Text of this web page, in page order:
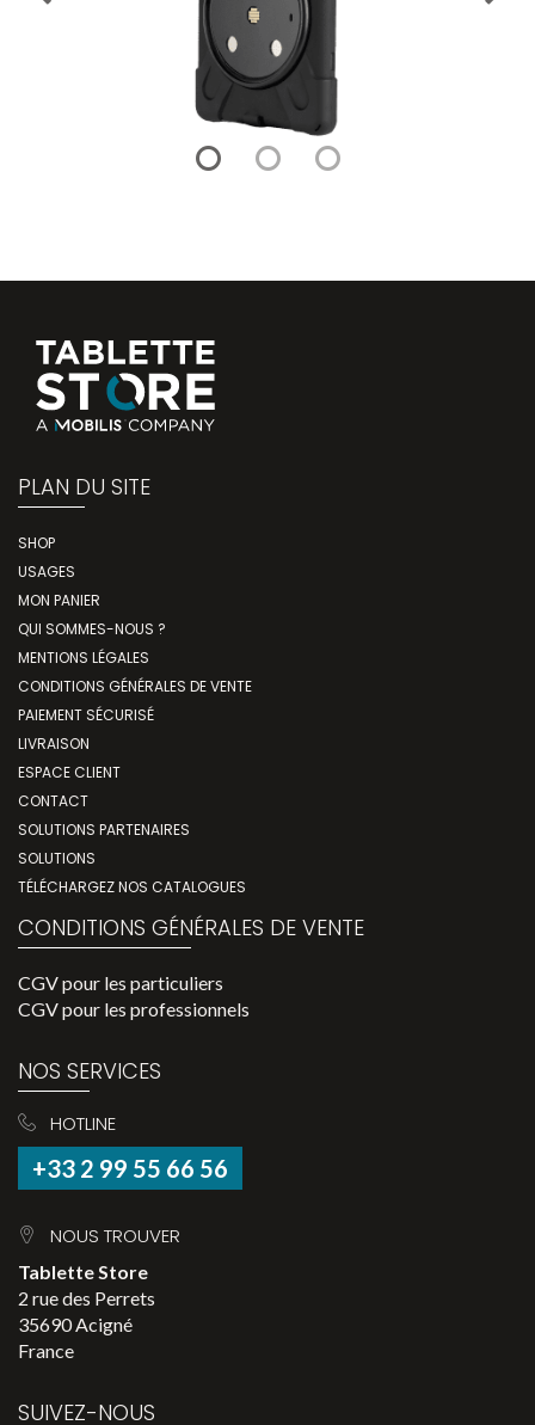
PLAN DU SITE
SHOP
USAGES
MON PANIER
QUI SOMMES-NOUS ?
MENTIONS LÉGALES
CONDITIONS GÉNÉRALES DE VENTE
PAIEMENT SÉCURISÉ
LIVRAISON
ESPACE CLIENT
CONTACT
SOLUTIONS PARTENAIRES
SOLUTIONS
TÉLÉCHARGEZ NOS CATALOGUES
CONDITIONS GÉNÉRALES DE VENTE
CGV pour les particuliers
CGV pour les professionnels
NOS SERVICES
HOTLINE
+33 2 99 55 66 56
NOUS TROUVER
Tablette Store
2 rue des Perrets
35690 Acigné
France
SUIVEZ-NOUS